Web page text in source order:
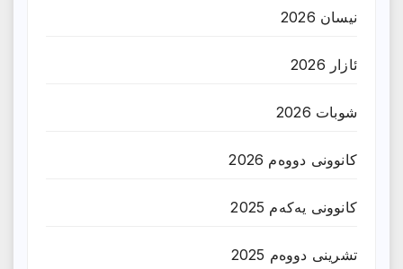
نیسان 2026
ئازار 2026
شوبات 2026
کانوونی دووەم 2026
کانوونی یەکەم 2025
تشرینی دووەم 2025